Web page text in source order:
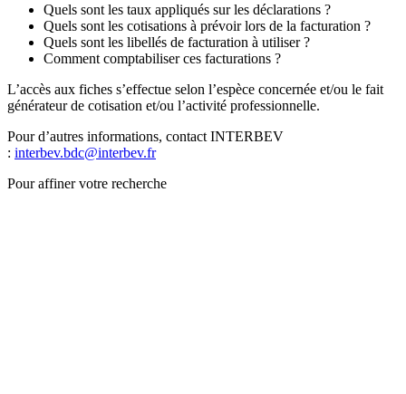
Quels sont les taux appliqués sur les déclarations ?
Quels sont les cotisations à prévoir lors de la facturation ?
Quels sont les libellés de facturation à utiliser ?
Comment comptabiliser ces facturations ?
L’accès aux fiches s’effectue selon l’espèce concernée et/ou le fait
générateur de cotisation et/ou l’activité professionnelle.
Pour d’autres informations, contact INTERBEV
: interbev.bdc@interbev.fr
Pour affiner votre recherche